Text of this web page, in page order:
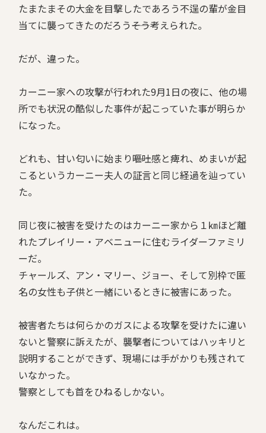
たまたまその大金を目撃したであろう不逞の輩が金目
当てに襲ってきたのだろう――そう考えられた。
だが、違った。
カーニー家への攻撃が行われた9月1日の夜に、他の場
所でも状況の酷似した事件が起こっていた事が明らか
になった。
どれも、甘い匂いに始まり――嘔吐感と痺れ、めまいが起
こるというカーニー夫人の証言と同じ経過を辿ってい
た。
同じ夜に被害を受けたのはカーニー家から１㎞ほど離
れたプレイリー・アベニューに住むライダーファミリ
ーだ。
チャールズ、アン・マリー、ジョー、そして別枠で匿
名の女性も子供と一緒にいるときに被害にあった。
被害者たちは何らかのガスによる攻撃を受けたに違い
ないと警察に訴えたが、襲撃者についてはハッキリと
説明することができず、現場には手がかりも残されて
いなかった。
警察としても首をひねるしかない。
なんだこれは。